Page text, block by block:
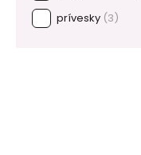
prívesky (3)